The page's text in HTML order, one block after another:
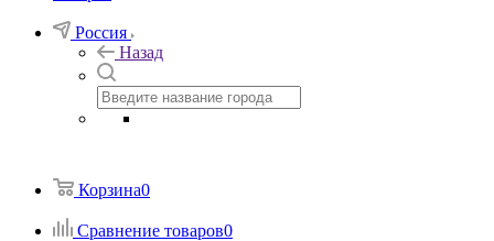
Россия
Назад
Корзина0
Сравнение товаров0